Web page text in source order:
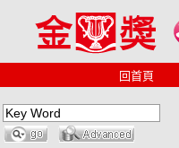
回首頁